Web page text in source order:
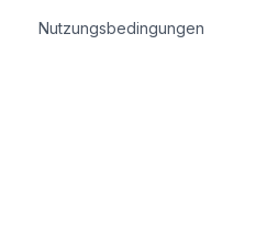
Nutzungsbedingungen